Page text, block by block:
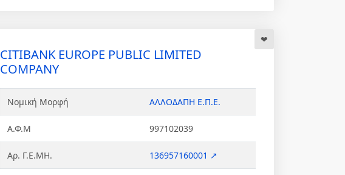
CITIBANK EUROPE PUBLIC LIMITED
COMPANY
Νομική Μορφή ΑΛΛΟΔΑΠΗ Ε.Π.Ε.
Α.Φ.Μ 997102039
Αρ. Γ.Ε.ΜΗ. 136957160001 ↗